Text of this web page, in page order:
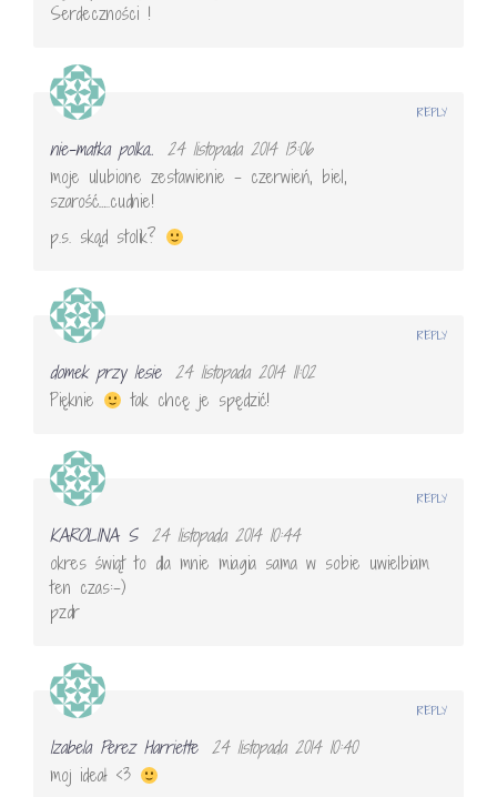
Serdeczności !
nie-matka polka.. 24 listopada 2014 13:06
moje ulubione zestawienie – czerwień, biel,
szarość…..cudnie!
p.s. skąd stolik?
REPLY
domek przy lesie 24 listopada 2014 11:02
Pięknie
tak chcę je spędzić!
REPLY
KAROLINA S 24 listopada 2014 10:44
okres świąt to dla mnie miagia sama w sobie uwielbiam
ten czas:-)
pzdr
REPLY
Izabela Perez Harriette 24 listopada 2014 10:40
moj ideał <3
REPLY